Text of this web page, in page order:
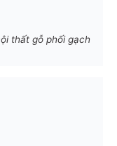
thất gỗ phối gạch